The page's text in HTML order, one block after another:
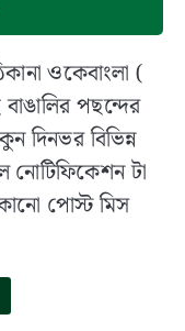
ওকেবাংলা (
পছন্দের
দিনভর বিভিন্ন
নোটিফিকেশন টা
পোস্ট মিস